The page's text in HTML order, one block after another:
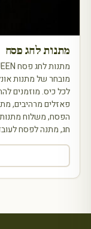
מתנות לחג פסח
מובחר של מתנות
לכל כיס. מוזמנים
פאזלים מרהיבים,
הפסח, משלוח
חג, מתנה לפסח